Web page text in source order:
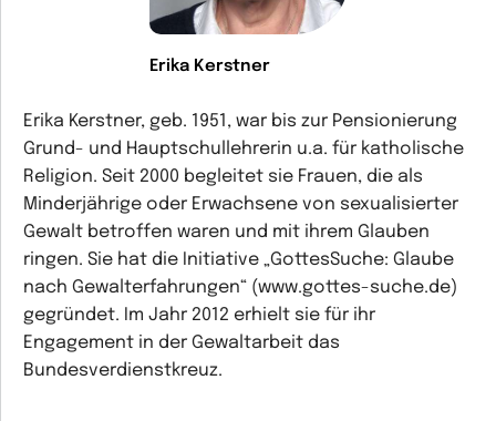
Erika Kerstner
Erika Kerstner, geb. 1951, war bis zur Pensionierung
Grund- und Hauptschullehrerin u.a. für katholische
Religion. Seit 2000 begleitet sie Frauen, die als
Minderjährige oder Erwachsene von sexualisierter
Gewalt betroffen waren und mit ihrem Glauben
ringen. Sie hat die Initiative „GottesSuche: Glaube
nach Gewalterfahrungen“ (www.gottes-suche.de)
gegründet. Im Jahr 2012 erhielt sie für ihr
Engagement in der Gewaltarbeit das
Bundesverdienstkreuz.